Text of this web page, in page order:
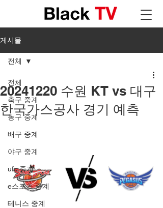
게시물
전체
축구 중계
농구 중계
배구 중계
야구 중계
ufc 중계
e스포츠 중계
테니스 중계
전체
20241220 수원 KT vs 대구
한국가스공사 경기 예측